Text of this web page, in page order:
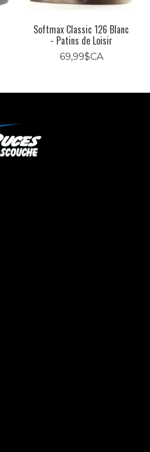
Softmax Classic 126 Blanc
- Patins de Loisir
69,99$CA